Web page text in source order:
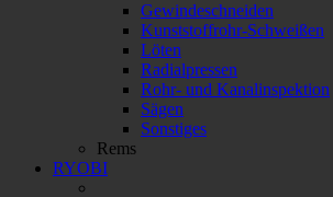
Gewindeschneiden
Kunststoffrohr-Schweißen
Löten
Radialpressen
Rohr- und Kanalinspektion
Sägen
Sonstiges
Rems
RYOBI